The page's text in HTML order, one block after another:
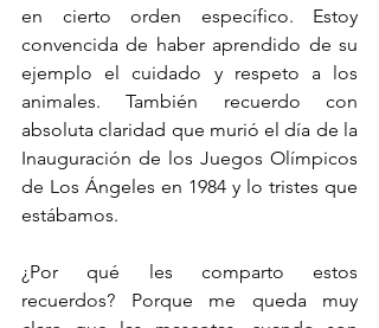
en cierto orden específico. Estoy
convencida de haber aprendido de su
ejemplo el cuidado y respeto a los
animales. También recuerdo con
absoluta claridad que murió el día de la
Inauguración de los Juegos Olímpicos
de Los Ángeles en 1984 y lo tristes que
estábamos.
¿Por qué les comparto estos
recuerdos? Porque me queda muy